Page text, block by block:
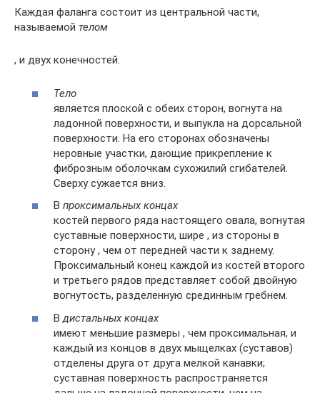
Каждая фаланга состоит из центральной части,
называемой телом
, и двух конечностей.
Тело
является плоской с обеих сторон, вогнута на
ладонной поверхности, и выпукла на дорсальной
поверхности. На его сторонах обозначены
неровные участки, дающие прикрепление к
фиброзным оболочкам сухожилий сгибателей.
Сверху сужается вниз.
В проксимальных концах
костей первого ряда настоящего овала, вогнутая
суставные поверхности, шире , из стороны в
сторону , чем от передней части к заднему.
Проксимальный конец каждой из костей второго
и третьего рядов представляет собой двойную
вогнутость, разделенную срединным гребнем.
В дистальных концах
имеют меньшие размеры , чем проксимальная, и
каждый из концов в двух мыщелках (суставов)
отделены друга от друга мелкой канавки;
суставная поверхность распространяется